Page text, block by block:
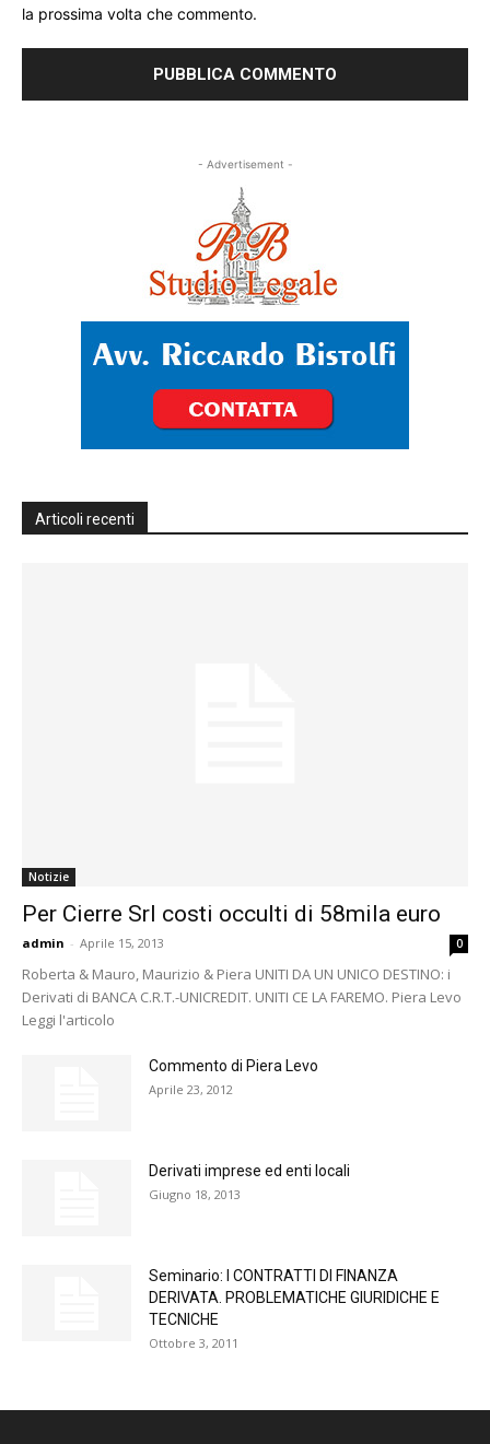
la prossima volta che commento.
- Advertisement -
Articoli recenti
Notizie
Per Cierre Srl costi occulti di 58mila euro
admin - Aprile 15, 2013 0
Roberta & Mauro, Maurizio & Piera UNITI DA UN UNICO DESTINO: i
Derivati di BANCA C.R.T.-UNICREDIT. UNITI CE LA FAREMO. Piera Levo
Leggi l'articolo
Commento di Piera Levo
Aprile 23, 2012
Derivati imprese ed enti locali
Giugno 18, 2013
Seminario: I CONTRATTI DI FINANZA
DERIVATA. PROBLEMATICHE GIURIDICHE E
TECNICHE
Ottobre 3, 2011